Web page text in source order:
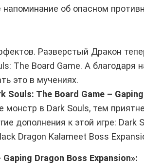
напоминание об опасном
Разверстый Дракон
The Board Game. А благодаря
это в мучениях.
Souls: The Board Game –
в Dark Souls, тем
дополнения к этой игре: Dark
Dragon Kalameet Boss
Dragon Boss Expansion»: